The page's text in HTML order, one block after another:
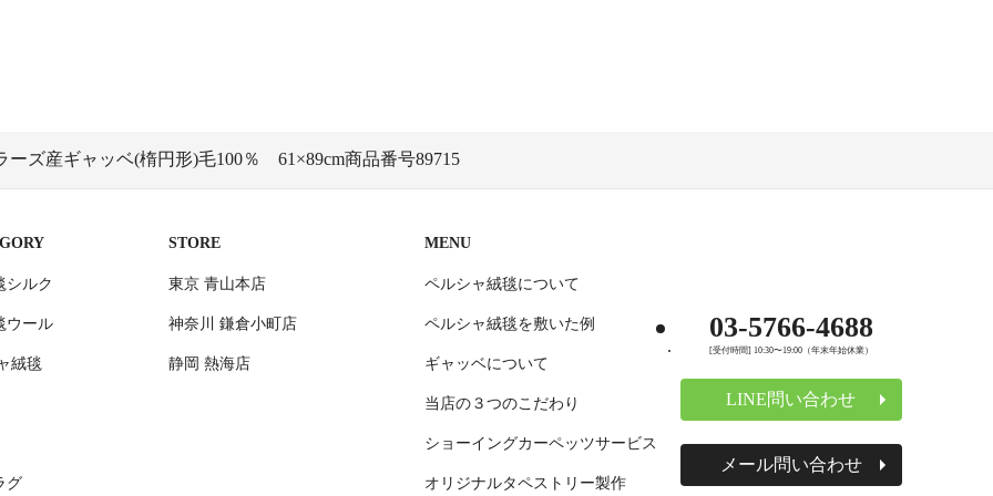
ーズ産ギャッベ(楕円形)毛100％ 61×89cm商品番号89715
シルク
ウール
絨毯
グ
STORE
東京 青山本店
神奈川 鎌倉小町店
静岡 熱海店
MENU
ペルシャ絨毯について
ペルシャ絨毯を敷いた例
ギャッベについて
当店の３つのこだわり
ショーイングカーペッツサービス
オリジナルタペストリー製作
03-5766-4688
[受付時間] 10:30〜19:00（年末年始休業）
LINE問い合わせ
メール問い合わせ